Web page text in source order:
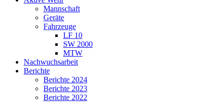
Mannschaft
Geräte
Fahrzeuge
LF 10
SW 2000
MTW
Nachwuchsarbeit
Berichte
Berichte 2024
Berichte 2023
Berichte 2022